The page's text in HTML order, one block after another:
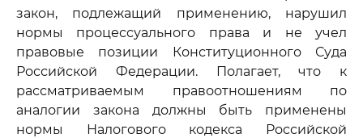
закон, подлежащий применению, нарушил
нормы процессуального права и не учел
правовые позиции Конституционного Суда
Российской Федерации. Полагает, что к
рассматриваемым правоотношениям по
аналогии закона должны быть применены
нормы Налогового кодекса Российской